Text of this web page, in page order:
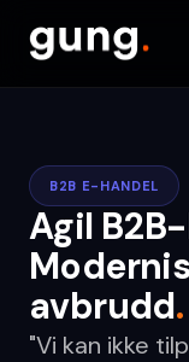
B2B E-HANDEL
Agil
avbrudd.
"Vi kan ikke